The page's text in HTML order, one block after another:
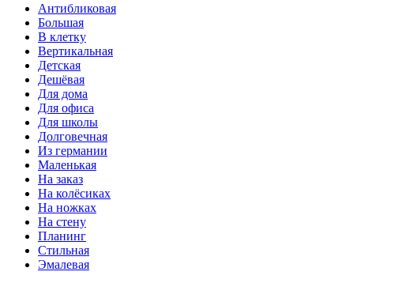
Антибликовая
Большая
В клетку
Вертикальная
Детская
Дешёвая
Для дома
Для офиса
Для школы
Долговечная
Из германии
Маленькая
На заказ
На колёсиках
На ножках
На стену
Планинг
Стильная
Эмалевая